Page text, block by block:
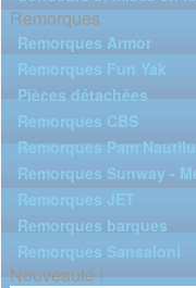
Remorques
Remorques Armor
Remorques Fun Yak
Pièces détachées
Remorques CBS
Remorques Pam
Remorques Sunway -
Remorques JET
Remorques barques
Remorques Sansaloni
Nouveauté !